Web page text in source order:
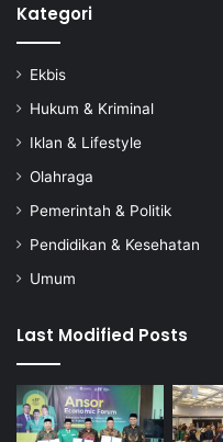
Kategori
Ekbis
Hukum & Kriminal
Iklan & Lifestyle
Olahraga
Pemerintah & Politik
Pendidikan & Kesehatan
Umum
Last Modified Posts